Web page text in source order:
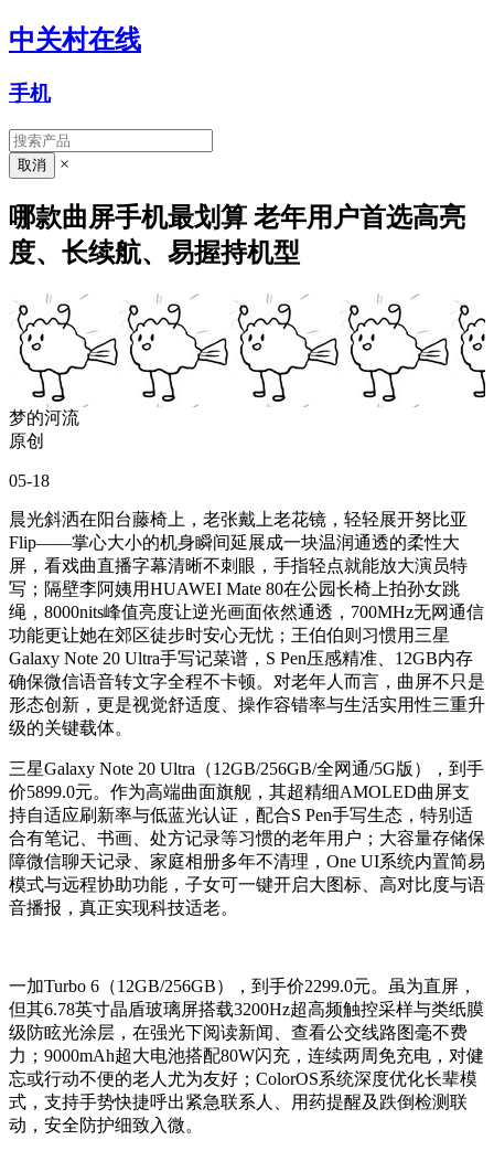
中关村在线
手机
×
哪款曲屏手机最划算 老年用户首选高亮
度、长续航、易握持机型
梦的河流
原创
05-18
晨光斜洒在阳台藤椅上，老张戴上老花镜，轻轻展开努比亚
Flip——掌心大小的机身瞬间延展成一块温润通透的柔性大
屏，看戏曲直播字幕清晰不刺眼，手指轻点就能放大演员特
写；隔壁李阿姨用HUAWEI Mate 80在公园长椅上拍孙女跳
绳，8000nits峰值亮度让逆光画面依然通透，700MHz无网通信
功能更让她在郊区徒步时安心无忧；王伯伯则习惯用三星
Galaxy Note 20 Ultra手写记菜谱，S Pen压感精准、12GB内存
确保微信语音转文字全程不卡顿。对老年人而言，曲屏不只是
形态创新，更是视觉舒适度、操作容错率与生活实用性三重升
级的关键载体。
三星Galaxy Note 20 Ultra（12GB/256GB/全网通/5G版），到手
价5899.0元。作为高端曲面旗舰，其超精细AMOLED曲屏支
持自适应刷新率与低蓝光认证，配合S Pen手写生态，特别适
合有笔记、书画、处方记录等习惯的老年用户；大容量存储保
障微信聊天记录、家庭相册多年不清理，One UI系统内置简易
模式与远程协助功能，子女可一键开启大图标、高对比度与语
音播报，真正实现科技适老。
一加Turbo 6（12GB/256GB），到手价2299.0元。虽为直屏，
但其6.78英寸晶盾玻璃屏搭载3200Hz超高频触控采样与类纸膜
级防眩光涂层，在强光下阅读新闻、查看公交线路图毫不费
力；9000mAh超大电池搭配80W闪充，连续两周免充电，对健
忘或行动不便的老人尤为友好；ColorOS系统深度优化长辈模
式，支持手势快捷呼出紧急联系人、用药提醒及跌倒检测联
动，安全防护细致入微。